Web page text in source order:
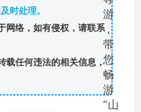
时处理。
网络，如有侵权，请联系
载任何违法的相关信息，